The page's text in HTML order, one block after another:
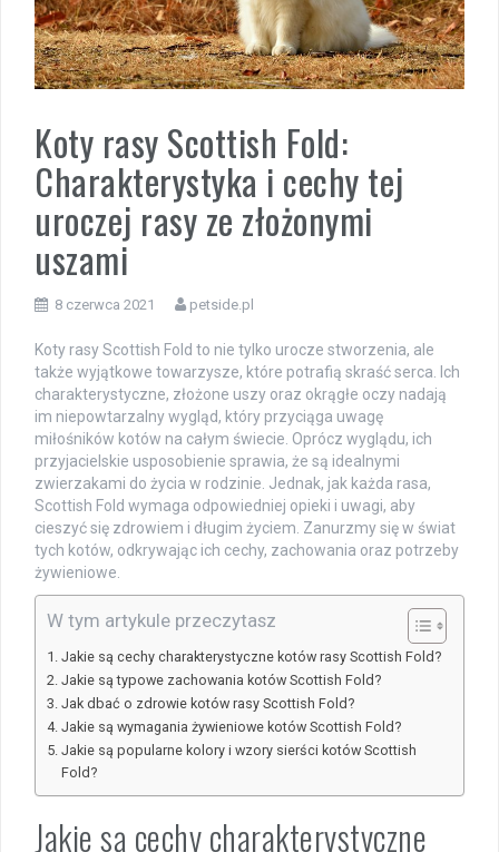
Koty rasy Scottish Fold:
Charakterystyka i cechy tej
uroczej rasy ze złożonymi
uszami
8 czerwca 2021 petside.pl
Koty rasy Scottish Fold to nie tylko urocze stworzenia, ale
także wyjątkowe towarzysze, które potrafią skraść serca. Ich
charakterystyczne, złożone uszy oraz okrągłe oczy nadają
im niepowtarzalny wygląd, który przyciąga uwagę
miłośników kotów na całym świecie. Oprócz wyglądu, ich
przyjacielskie usposobienie sprawia, że są idealnymi
zwierzakami do życia w rodzinie. Jednak, jak każda rasa,
Scottish Fold wymaga odpowiedniej opieki i uwagi, aby
cieszyć się zdrowiem i długim życiem. Zanurzmy się w świat
tych kotów, odkrywając ich cechy, zachowania oraz potrzeby
żywieniowe.
W tym artykule przeczytasz
Jakie są cechy charakterystyczne kotów rasy Scottish Fold?
Jakie są typowe zachowania kotów Scottish Fold?
Jak dbać o zdrowie kotów rasy Scottish Fold?
Jakie są wymagania żywieniowe kotów Scottish Fold?
Jakie są popularne kolory i wzory sierści kotów Scottish
Fold?
Jakie są cechy charakterystyczne